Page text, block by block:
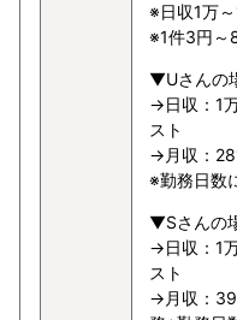
※日収1万
※1件3円～
▼Uさんの
→日収：1
スト
→月収：
※勤務日数
▼Sさんの
→日収：1
スト
→月収：